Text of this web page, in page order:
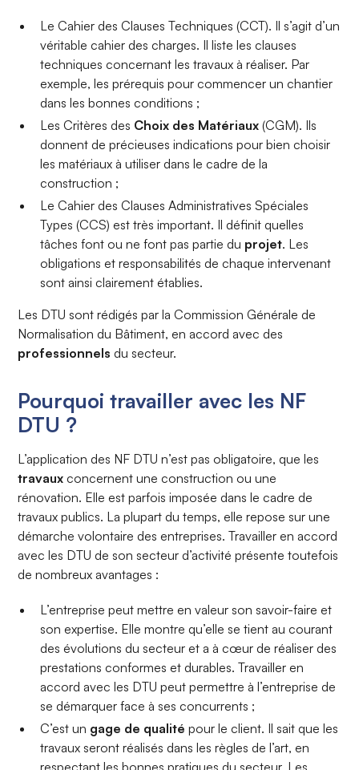
Le Cahier des Clauses Techniques (CCT). Il s’agit d’un
véritable cahier des charges. Il liste les clauses
techniques concernant les travaux à réaliser. Par
exemple, les prérequis pour commencer un chantier
dans les bonnes conditions ;
Les Critères des Choix des Matériaux (CGM). Ils
donnent de précieuses indications pour bien choisir
les matériaux à utiliser dans le cadre de la
construction ;
Le Cahier des Clauses Administratives Spéciales
Types (CCS) est très important. Il définit quelles
tâches font ou ne font pas partie du projet. Les
obligations et responsabilités de chaque intervenant
sont ainsi clairement établies.
Les DTU sont rédigés par la Commission Générale de
Normalisation du Bâtiment, en accord avec des
professionnels du secteur.
Pourquoi travailler avec les NF
DTU ?
L’application des NF DTU n’est pas obligatoire, que les
travaux concernent une construction ou une
rénovation. Elle est parfois imposée dans le cadre de
travaux publics. La plupart du temps, elle repose sur une
démarche volontaire des entreprises. Travailler en accord
avec les DTU de son secteur d’activité présente toutefois
de nombreux avantages :
L’entreprise peut mettre en valeur son savoir-faire et
son expertise. Elle montre qu’elle se tient au courant
des évolutions du secteur et a à cœur de réaliser des
prestations conformes et durables. Travailler en
accord avec les DTU peut permettre à l’entreprise de
se démarquer face à ses concurrents ;
C’est un gage de qualité pour le client. Il sait que les
travaux seront réalisés dans les règles de l’art, en